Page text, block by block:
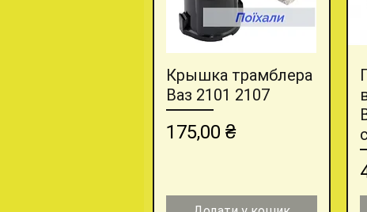
Швидкий перегляд
Крышка трамблера
Ваз 2101 2107
Ціна
175,00 ₴